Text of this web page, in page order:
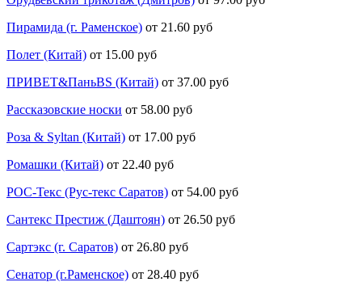
Пирамида (г. Раменское) от 21.60 руб
Полет (Китай) от 15.00 руб
ПРИВЕТ&ПаньBS (Китай) от 37.00 руб
Рассказовские носки от 58.00 руб
Роза & Syltan (Китай) от 17.00 руб
Ромашки (Китай) от 22.40 руб
РОС-Текс (Рус-текс Саратов) от 54.00 руб
Сантекс Престиж (Даштоян) от 26.50 руб
Сартэкс (г. Саратов) от 26.80 руб
Сенатор (г.Раменское) от 28.40 руб